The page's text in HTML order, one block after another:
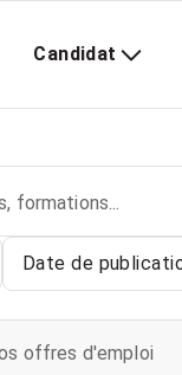
Candidat
formations...
Date de
offres d'emploi